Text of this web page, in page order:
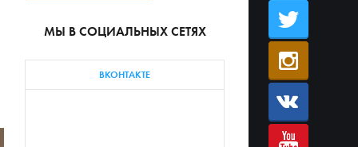
МЫ В СОЦИАЛЬНЫХ СЕТЯХ
ВКОНТАКТЕ